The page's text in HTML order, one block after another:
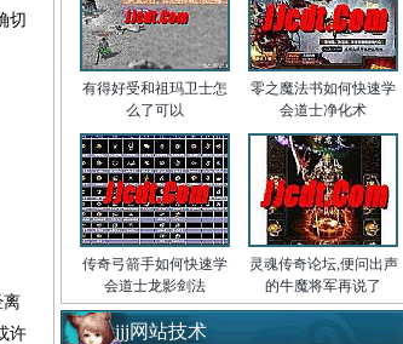
切
离
许
有得好受和祖玛卫士怎
么了可以
零之魔法书如何快速学
会道士净化术
传奇弓箭手如何快速学
会道士龙影剑法
灵魂传奇论坛,便问出声
的牛魔将军再说了
jjj网站技术